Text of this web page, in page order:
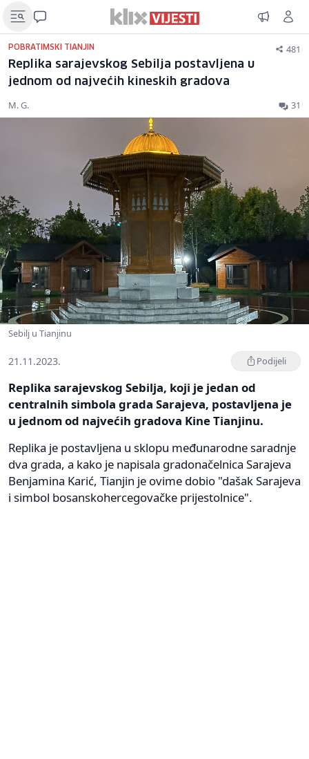
POBRATIMSKI TIANJIN 481
Replika sarajevskog Sebilja postavljena u
jednom od najvećih kineskih gradova
M. G. 31
Sebilj u Tianjinu
21.11.2023. Podijeli
Replika sarajevskog Sebilja, koji je jedan od
centralnih simbola grada Sarajeva, postavljena je
u jednom od najvećih gradova Kine Tianjinu.
Replika je postavljena u sklopu međunarodne saradnje
dva grada, a kako je napisala gradonačelnica Sarajeva
Benjamina Karić, Tianjin je ovime dobio "dašak Sarajeva
i simbol bosanskohercegovačke prijestolnice".